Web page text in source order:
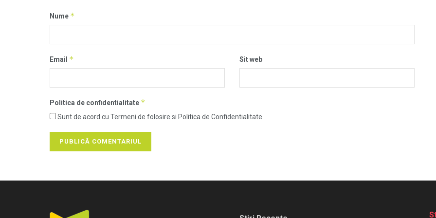
Nume *
Email * Sit web
Politica de confidentialitate *
Sunt de acord cu Termeni de folosire si Politica de Confidentialitate.